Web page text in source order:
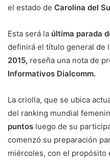
el estado de Carolina del
Esta será la última parada
definirá el título general de
2015, reseña una nota de
Informativos Dialcomm.
La criolla, que se ubica
del ranking mundial
puntos luego de su
comenzó su preparación
miércoles, con el propósito